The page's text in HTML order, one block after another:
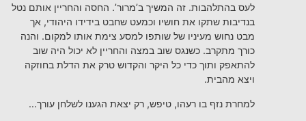
לעס בהתלהבות. זה המשיך ב’מרור’. החסה והחריין אותם נטל
בנדיבות שתקו את חושיו וכמעט שחבט בידידו היהודי, אך
מבט נחוש מעיניו של שותפו למסע צימת אותו למקום. והנה
כורך מתקרב. כשנגס שוב במצה והחריין לא יכול היה שוב
להתאפק ותוך כדי כל היקר והקדוש טרק את הדלת בחוזקה
ויצא מהבית.
למחרת נזף בו רעהו, טיפש, רק יצאת הגענו לשלחן עורך…